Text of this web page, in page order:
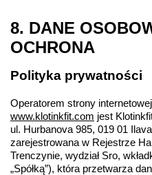
8. DANE
OCHRONA
Polityka prywatności
www.klotinkfit.com jest
ul. Hurbanova 985, 019 01
zarejestrowana w Rejestrze
Trenczynie, wydział Sro,
„Spółką”), która przetwarza